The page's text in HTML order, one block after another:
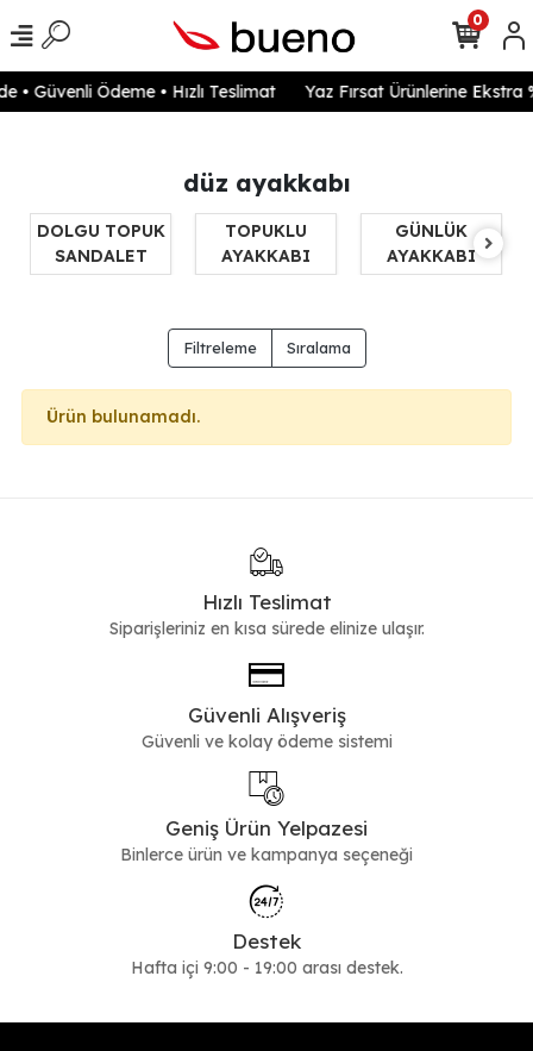
• Güvenli Ödeme • Hızlı Teslimat Yaz Fırsat Ürünlerine Ekstra
0
düz ayakkabı
DOLGU TOPUK
SANDALET
TOPUKLU
AYAKKABI
GÜNLÜK
AYAKKABI
Filtreleme Sıralama
Ürün bulunamadı.
Hızlı Teslimat
Siparişleriniz en kısa sürede elinize ulaşır.
Güvenli Alışveriş
Güvenli ve kolay ödeme sistemi
Geniş Ürün Yelpazesi
Binlerce ürün ve kampanya seçeneği
Destek
Hafta içi 9:00 - 19:00 arası destek.